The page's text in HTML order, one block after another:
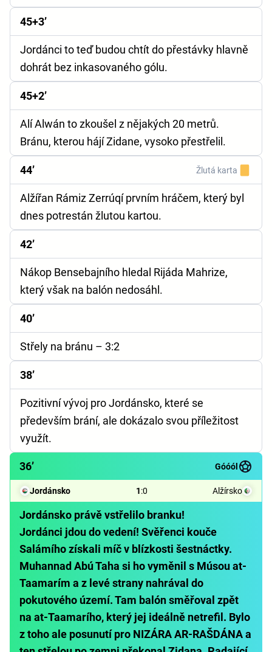
45+3’
Jordánci to teď budou chtít do přestávky hlavně
dohrát bez inkasovaného gólu.
45+2’
Alí Alwán to zkoušel z nějakých 20 metrů.
Bránu, kterou hájí Zidane, vysoko přestřelil.
44’ Žlutá karta
Alžířan Rámiz Zerrúqí prvním hráčem, který byl
dnes potrestán žlutou kartou.
42’
Nákop Bensebajního hledal Rijáda Mahrize,
který však na balón nedosáhl.
40’
Střely na bránu – 3:2
38’
Pozitivní vývoj pro Jordánsko, které se
především brání, ale dokázalo svou příležitost
využít.
36’ Góóól
Jordánsko 1:0 Alžírsko
Jordánsko právě vstřelilo branku!
Jordánci jdou do vedení! Svěřenci kouče
Salámího získali míč v blízkosti šestnáctky.
Muhannad Abú Taha si ho vyměnil s Músou at-
Taamarím a z levé strany nahrával do
pokutového území. Tam balón směřoval zpět
na at-Taamarího, který jej ideálně netrefil. Bylo
z toho ale posunutí pro NIZÁRA AR-RAŠDÁNA a